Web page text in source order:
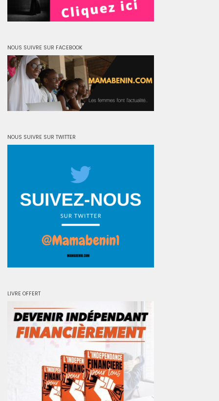
NOUS SUIVRE SUR FACEBOOK
NOUS SUIVRE SUR TWITTER
LIVRE OFFERT